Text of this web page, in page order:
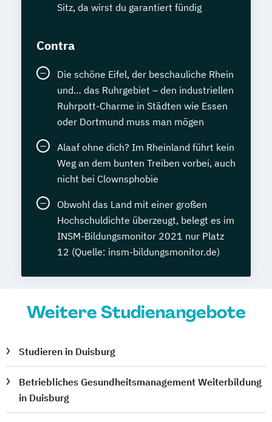
Sitz, da wirst du garantiert fündig
Contra
Die schöne Eifel, der beschauliche Rhein
und… das Ruhrgebiet – den industriellen
Ruhrpott-Charme in Städten wie Essen
oder Dortmund muss man mögen
Alaaf ohne dich? Im Rheinland führt kein
Weg an dem bunten Treiben vorbei, auch
nicht bei Clownsphobie
Obwohl das Land mit einer großen
Hochschuldichte überzeugt, belegt es im
INSM-Bildungsmonitor 2021 nur Platz
12 (Quelle: insm-bildungsmonitor.de)
Weitere Studienangebote
Studieren in Duisburg
Betriebliches Gesundheitsmanagement Weiterbildung
in Duisburg